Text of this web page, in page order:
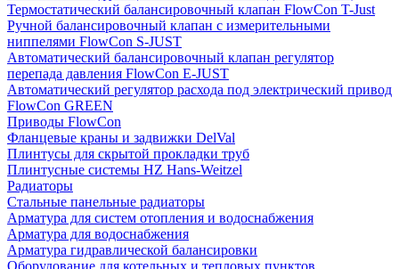
Термостатический балансировочный клапан FlowСon T-Just
Ручной балансировочный клапан с измерительными
ниппелями FlowСon S-JUST
Автоматический балансировочный клапан регулятор
перепада давления FlowСon E-JUST
Автоматический регулятор расхода под электрический привод
FlowСon GREEN
Приводы FlowCon
Фланцевые краны и задвижки DelVal
Плинтусы для скрытой прокладки труб
Плинтусные системы HZ Hans-Weitzel
Радиаторы
Стальные панельные радиаторы
Арматура для систем отопления и водоснабжения
Арматура для водоснабжения
Арматура гидравлической балансировки
Оборудование для котельных и тепловых пунктов